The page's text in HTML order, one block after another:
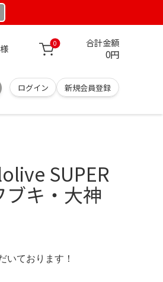
0 合計金額
0円
ログイン 新規会員登録
SUPER
ブキ・大神
いております！